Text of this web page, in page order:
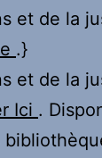
et de la
.}
et de la
Ici .